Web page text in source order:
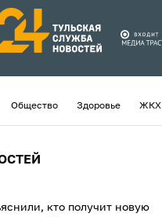
Общество Здоровье ЖКХ
кто получит новую